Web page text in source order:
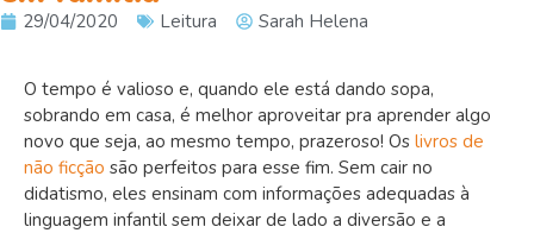
29/04/2020 Leitura Sarah Helena
O tempo é valioso e, quando ele está dando sopa,
sobrando em casa, é melhor aproveitar pra aprender algo
novo que seja, ao mesmo tempo, prazeroso! Os livros de
não ficção são perfeitos para esse fim. Sem cair no
didatismo, eles ensinam com informações adequadas à
linguagem infantil sem deixar de lado a diversão e a